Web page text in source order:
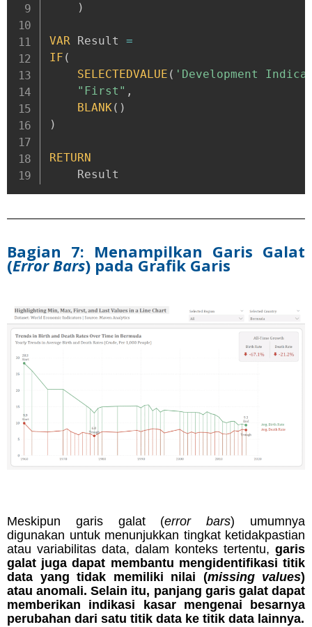
)
VAR Result =
IF (
SELECTEDVALUE ( 'Development
"First" ,
BLANK( )
)
RETURN
    Result
Bagian 7: Menampilkan Garis Galat
(Error Bars) pada Grafik Garis
Meskipun garis galat (error bars) umumnya
digunakan untuk menunjukkan tingkat ketidakpastian
atau variabilitas data, dalam konteks tertentu, garis
galat juga dapat membantu mengidentifikasi titik
data yang tidak memiliki nilai (missing values)
atau anomali. Selain itu, panjang garis galat dapat
memberikan indikasi kasar mengenai besarnya
perubahan dari satu titik data ke titik data lainnya.